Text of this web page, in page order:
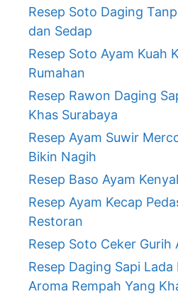
Resep Soto Daging
dan Sedap
Resep Soto Ayam Kuah
Rumahan
Resep Rawon Daging
Khas Surabaya
Resep Ayam Suwir
Bikin Nagih
Resep Baso Ayam
Resep Ayam Kecap
Restoran
Resep Soto Ceker Gurih
Resep Daging Sapi
Aroma Rempah Yang